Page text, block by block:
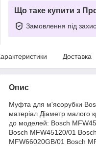
Що таке купити з
Замовлення під
Доставка
Опис
Муфта для м'ясорубки
матеріал Діаметр малого
до моделей: Bosch
Bosch MFW45120/01
MFW66020GB/01 Bosch